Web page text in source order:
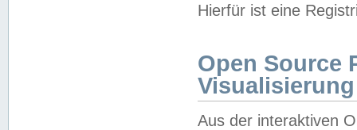
Hierfür ist eine
Open Source
Visualisierung
Aus der interaktiven